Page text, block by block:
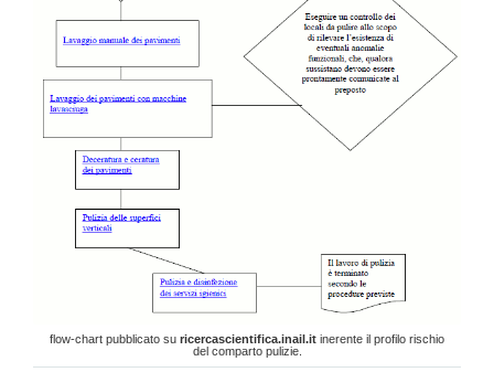
flow-chart pubblicato su ricercascientifica.inail.it inerente il profilo rischio
del comparto pulizie.